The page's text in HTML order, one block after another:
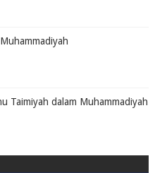
Taimiyah dalam Muhammadiyah